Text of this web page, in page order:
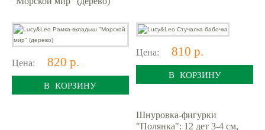
Цена: 820 р.
В КОРЗИНУ
Цена: 810 р.
В КОРЗИНУ
Шнуровка-фигурки
"Полянка": 12 дет 3-4 см,